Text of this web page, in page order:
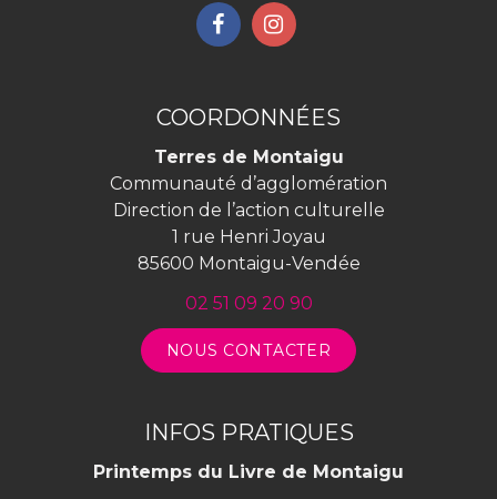
Lien
compte
Facebook
Lien
compte
Instagram
COORDONNÉES
Terres de Montaigu
Communauté d’agglomération
Direction de l’action culturelle
1 rue Henri Joyau
85600 Montaigu-Vendée
02 51 09 20 90
NOUS CONTACTER
INFOS PRATIQUES
Printemps du Livre de Montaigu